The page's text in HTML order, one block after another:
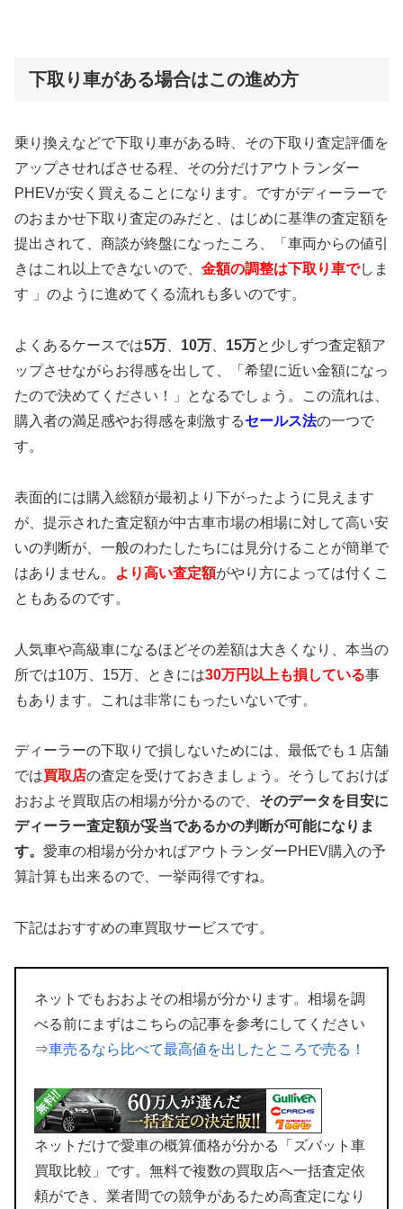
下取り車がある場合はこの進め方
乗り換えなどで下取り車がある時、その下取り査定評価を
アップさせればさせる程、その分だけアウトランダー
PHEVが安く買えることになります。ですがディーラーで
のおまかせ下取り査定のみだと、はじめに基準の査定額を
提出されて、商談が終盤になったころ、「車両からの値引
きはこれ以上できないので、 金額の調整は下取り車でしま
す 」のように進めてくる流れも多いのです。
よくあるケースでは5万 10万 15万と少しずつ査定額ア
ップさせながらお得感を出して、「希望に近い金額になっ
たので決めてください！」となるでしょう。この流れは、
購入者の満足感やお得感を刺激するセールス法の一つで
す。
表面的には購入総額が最初より下がったように見えます
が、提示された査定額が中古車市場の相場に対して高い安
いの判断が、一般のわたしたちには見分けることが簡単で
はありません。
より高い査定額がやり方によっては付くこ
ともあるのです。
人気車や高級車になるほどその差額は大きくなり、本当の
所では10万、15万、ときには30万円以上も損している事
もあります。これは非常にもったいないです。
ディーラーの下取りで損しないためには、最低でも１店舗
では買取店の査定を受けておきましょう。そうしておけば
おおよそ買取店の相場が分かるので、 そのデータを目安に
ディーラー査定額が妥当であるかの判断が可能になりま
す。 愛車の相場が分かればアウトランダーPHEV購入の予
算計算も出来るので、一挙両得ですね。
下記はおすすめの車買取サービスです。
ネットでもおおよその相場が分かります。相場を調
べる前にまずはこちらの記事を参考にしてください
⇒車売るなら比べて最高値を出したところで売る！
ネットだけで愛車の概算価格が分かる「ズバット車
買取比較」です。無料で複数の買取店へ一括査定依
頼ができ、業者間での競争があるため高査定になり